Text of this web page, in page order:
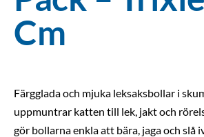
Cm
Färgglada och mjuka leksaksbollar i
uppmuntrar katten till lek, jakt och
gör bollarna enkla att bära, jaga och slå